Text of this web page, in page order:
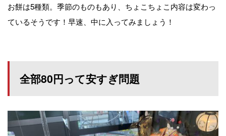
お餅は5種類。季節のものもあり、ちょこちょこ内容は変わっ
ているそうです！早速、中に入ってみましょう！
全部80円って安すぎ問題